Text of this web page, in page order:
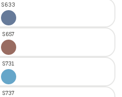
S633
S657
S731
S737